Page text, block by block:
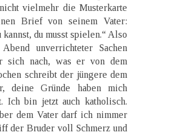
vielmehr die Musterkarte
Brief von seinem Vater:
du musst spielen.“ Also
unverrichteter Sachen
sich nach, was er von dem
schreibt der jüngere dem
deine Gründe haben mich
Ich bin jetzt auch katholisch.
dem Vater darf ich nimmer
der Bruder voll Schmerz und